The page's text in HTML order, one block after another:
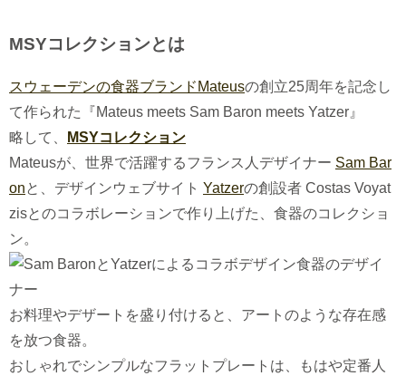
MSYコレクションとは
スウェーデンの食器ブランドMateusの創立25周年を記念し
て作られた『Mateus meets Sam Baron meets Yatzer』
略して、
MSYコレクション
Mateusが、世界で活躍するフランス人デザイナー Sam Bar
onと、デザインウェブサイト Yatzerの創設者 Costas Voyat
zisとのコラボレーションで作り上げた、食器のコレクショ
ン。
お料理やデザートを盛り付けると、アートのような存在感
を放つ食器。
おしゃれでシンプルなフラットプレートは、もはや定番人